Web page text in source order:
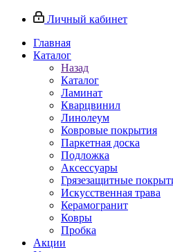
Личный кабинет
Главная
Каталог
Назад
Каталог
Ламинат
Кварцвинил
Линолеум
Ковровые покрытия
Паркетная доска
Подложка
Аксессуары
Грязезащитные
Искусственная трава
Керамогранит
Ковры
Пробка
Акции